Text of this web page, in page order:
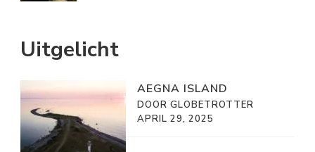
Uitgelicht
AEGNA ISLAND
DOOR GLOBETROTTER
APRIL 29, 2025